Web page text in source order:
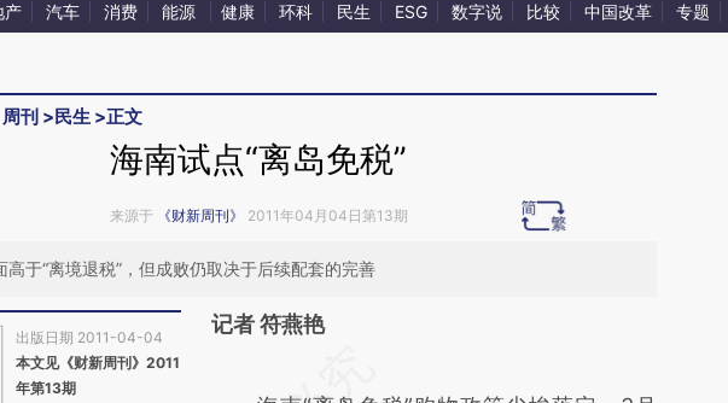
产 汽车 消费 能源 健康 环科 民生 ESG 数字说 比较 中国改革 专题
周刊 >民生 >正文
海南试点“离岛免税”
来源于 《财新周刊》 2011年04月04日第13期
高于“离境退税”，但成败仍取决于后续配套的完善
出版日期 2011-04-04
本文见《财新周刊》2011
年第13期
记者 符燕艳